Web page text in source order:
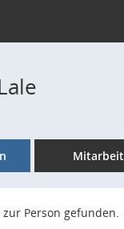
Mitarbeit
Person gefunden.